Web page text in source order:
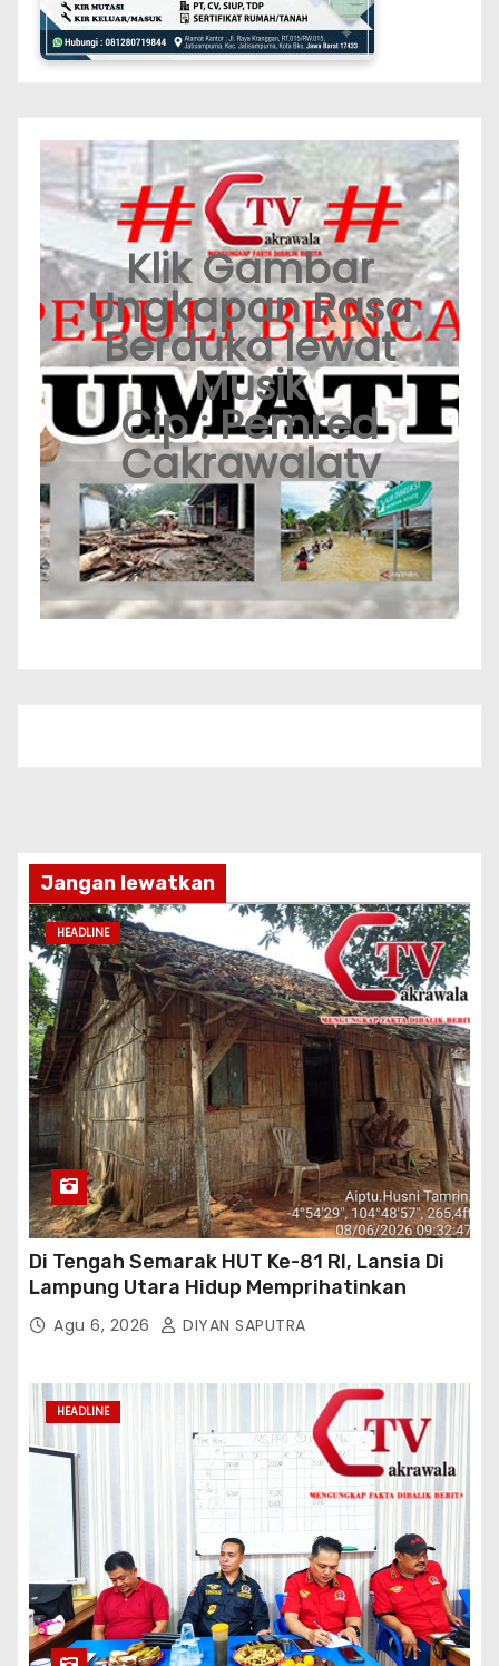
Klik Gambar
Ungkapan Rasa
Berduka lewat
Musik
Cip : Pemred
Cakrawalatv
Jangan lewatkan
HEADLINE
Di Tengah Semarak HUT Ke-81 RI, Lansia Di
Lampung Utara Hidup Memprihatinkan
Agu 6, 2026 DIYAN SAPUTRA
HEADLINE